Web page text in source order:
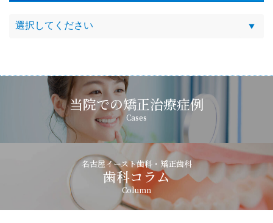
当院での矯正治療症例
Cases
名古屋イースト歯科・矯正歯科
歯科コラム
Column